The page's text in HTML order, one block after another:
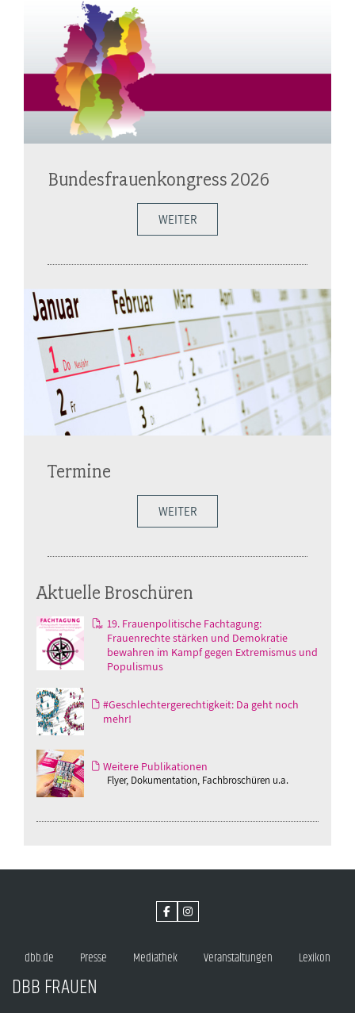
Bundesfrauenkongress 2026
WEITER
Termine
WEITER
Aktuelle Broschüren
19. Frauenpolitische Fachtagung:
Frauenrechte stärken und Demokratie
bewahren im Kampf gegen Extremismus und
Populismus
#Geschlechtergerechtigkeit: Da geht noch
mehr!
Weitere Publikationen
Flyer, Dokumentation, Fachbroschüren u.a.
dbb.de Presse Mediathek Veranstaltungen Lexikon
DBB FRAUEN